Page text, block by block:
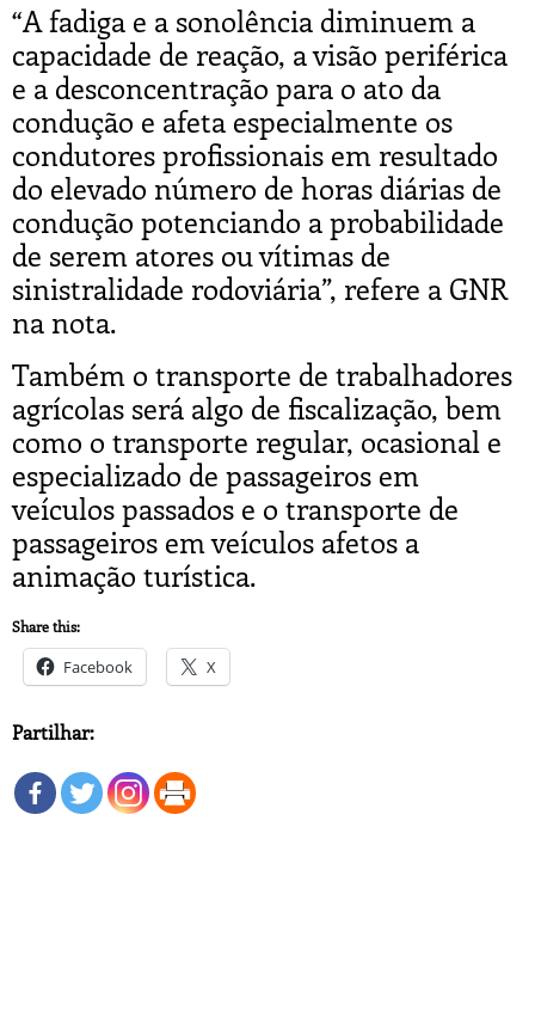
“A fadiga e a sonolência diminuem a
capacidade de reação, a visão periférica
e a desconcentração para o ato da
condução e afeta especialmente os
condutores profissionais em resultado
do elevado número de horas diárias de
condução potenciando a probabilidade
de serem atores ou vítimas de
sinistralidade rodoviária”, refere a GNR
na nota.
Também o transporte de trabalhadores
agrícolas será algo de fiscalização, bem
como o transporte regular, ocasional e
especializado de passageiros em
veículos passados e o transporte de
passageiros em veículos afetos a
animação turística.
Share this:
Facebook X
Partilhar: